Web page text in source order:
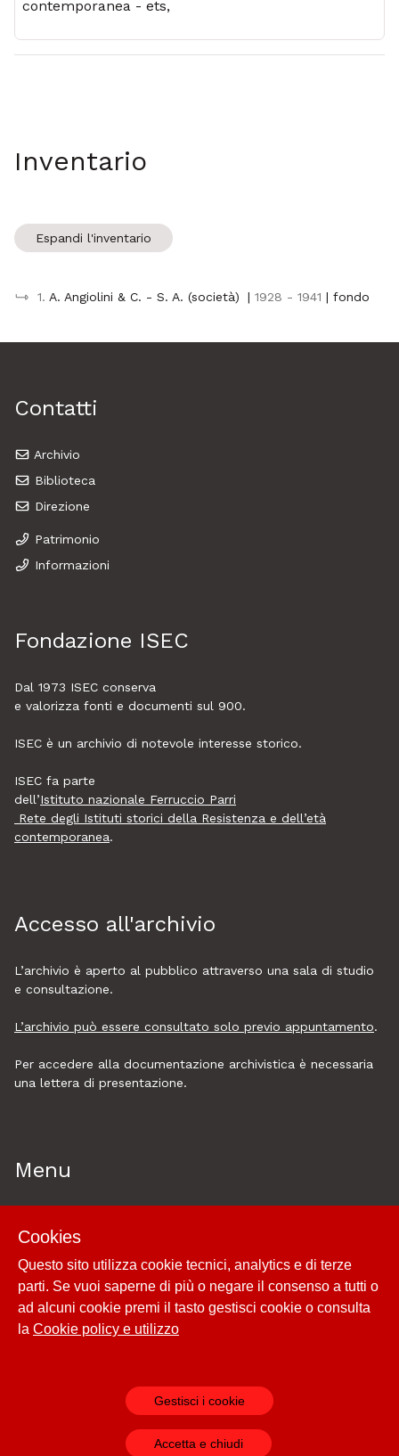
contemporanea - ets,
Inventario
Espandi l'inventario
1. A. Angiolini & C. - S. A. (società) | 1928 - 1941 | fondo
Contatti
Archivio
Biblioteca
Direzione
Patrimonio
Informazioni
Fondazione ISEC
Dal 1973 ISEC conserva
e valorizza fonti e documenti sul 900.
ISEC è un archivio di notevole interesse storico.
ISEC fa parte
dell’Istituto nazionale Ferruccio Parri
Rete degli Istituti storici della Resistenza e dell’età
contemporanea.
Accesso all'archivio
L’archivio è aperto al pubblico attraverso una sala di studio
e consultazione.
L’archivio può essere consultato solo previo appuntamento.
Per accedere alla documentazione archivistica è necessaria
una lettera di presentazione.
Menu
Esplora
Historytelling
Cookie policy e utilizzo
Cookies
Questo sito utilizza cookie tecnici, analytics e di terze
parti. Se vuoi saperne di più o negare il consenso a tutti o
ad alcuni cookie premi il tasto gestisci cookie o consulta
la Cookie policy e utilizzo
Gestisci i cookie
Accetta e chiudi